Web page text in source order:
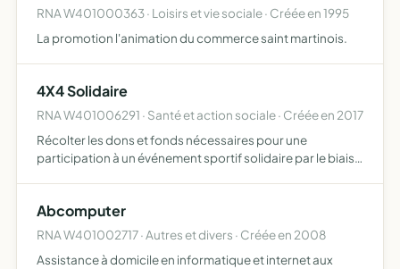
RNA W401000363 · Loisirs et vie sociale · Créée en 1995
La promotion l'animation du commerce saint martinois.
4X4 Solidaire
RNA W401006291 · Santé et action sociale · Créée en 2017
Récolter les dons et fonds nécessaires pour une
participation à un événement sportif solidaire par le biais
services entrant …
Abcomputer
RNA W401002717 · Autres et divers · Créée en 2008
Assistance à domicile en informatique et internet aux